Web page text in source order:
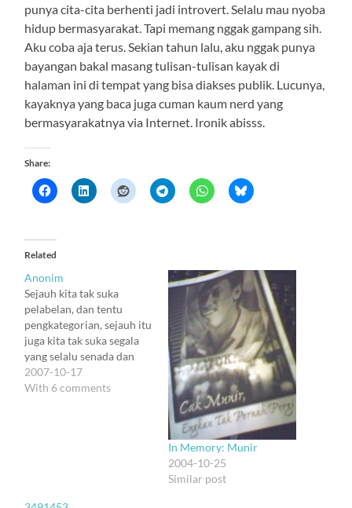
punya cita-cita berhenti jadi introvert. Selalu mau nyoba
hidup bermasyarakat. Tapi memang nggak gampang sih.
Aku coba aja terus. Sekian tahun lalu, aku nggak punya
bayangan bakal masang tulisan-tulisan kayak di
halaman ini di tempat yang bisa diakses publik. Lucunya,
kayaknya yang baca juga cuman kaum nerd yang
bermasyarakatnya via Internet. Ironik abisss.
Share:
Related
Anonim
Sejauh kita tak suka
pelabelan, dan tentu
pengkategorian, sejauh itu
juga kita tak suka segala
yang selalu senada dan
seragam, kan? Sip deh :).
Kalimat macam ini aku
2007-10-17
With 6 comments
In Memory: Munir
2004-10-25
Similar post